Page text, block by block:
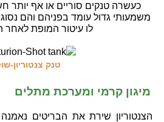
כעשרה טנקים סוריים או אף יותר
משמעותי גדול עומד בפניהם והם
לו עיטור המופת
טנק צנטוריון-
מיגון קרמי ומערכת מתלים
הצנטוריון שירת את הבריטים